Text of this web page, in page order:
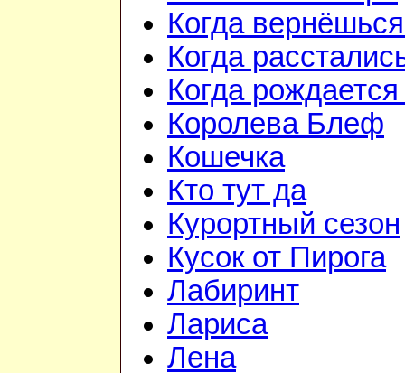
Когда
Когда
Когда
Королева Блеф
Кошечка
Кто тут да
Курортный сезон
Кусок от Пирога
Лабиринт
Лариса
Лена